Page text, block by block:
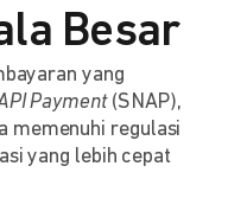
Besar
yang
Payment(SNAP),
memenuhi regulasi
yang lebih cepat